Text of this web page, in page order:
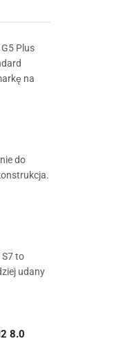
Plus
na
do
S7 to
udany
8.0